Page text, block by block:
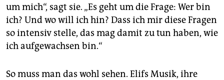
um mich“, sagt sie. „Es geht um die Frage: Wer bin
ich? Und wo will ich hin? Dass ich mir diese Fragen
so intensiv stelle, das mag damit zu tun haben, wie
ich aufgewachsen bin.“
So muss man das wohl sehen. Elifs Musik, ihre